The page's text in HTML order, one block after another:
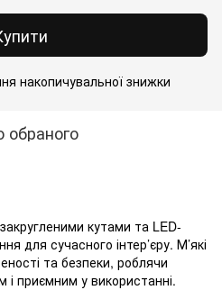
накопичувальної знижки
обраного
кутами та LED-
для сучасного інтер’єру. М’які
та безпеки, роблячи
і приємним у використанні.